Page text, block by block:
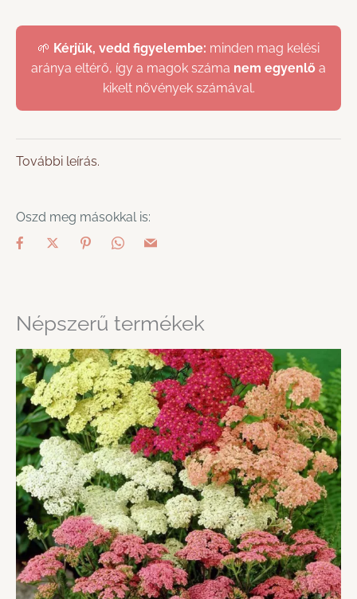
🌱 Kérjük, vedd figyelembe: minden mag kelési
aránya eltérő, így a magok száma nem egyenlő a
kikelt növények számával.
További leírás.
Oszd meg másokkal is:
Népszerű termékek